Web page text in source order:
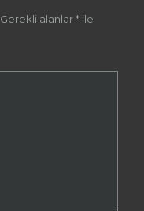
Gerekli alanlar* ile